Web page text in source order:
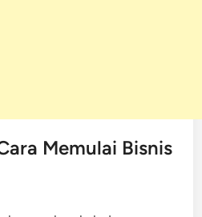
Memulai Bisnis